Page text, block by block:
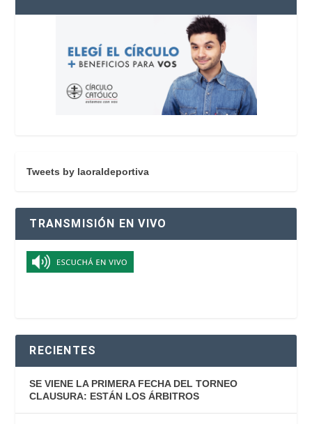
Tweets by laoraldeportiva
TRANSMISIÓN EN VIVO
RECIENTES
SE VIENE LA PRIMERA FECHA DEL TORNEO
CLAUSURA: ESTÁN LOS ÁRBITROS